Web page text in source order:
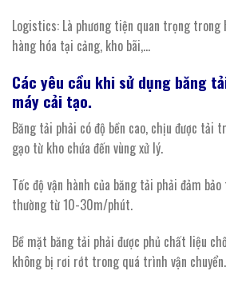
Logistics: Là phương tiện quan trọng trong
hàng hóa tại cảng, kho bãi,…
Các yêu cầu khi sử dụng băng
máy cải tạo.
Băng tải phải có độ bền cao, chịu được tải
gạo từ kho chứa đến vùng xử lý.
Tốc độ vận hành của băng tải phải đảm
thường từ 10-30m/phút.
Bề mặt băng tải phải được phủ chất liệu
không bị rơi rớt trong quá trình vận chuyển.